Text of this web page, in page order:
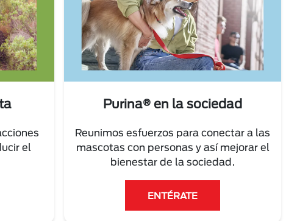
el
Purina® en la sociedad
Reunimos esfuerzos para conectar a las
mascotas con personas y así mejorar el
bienestar de la sociedad.
ENTÉRATE